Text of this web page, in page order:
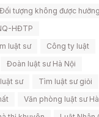
Đối tượng không được
HĐTP
luật sư
Công ty luật
Đoàn luật sư Hà Nội
sư
Tìm luật sư giỏi
Văn phòng luật sư